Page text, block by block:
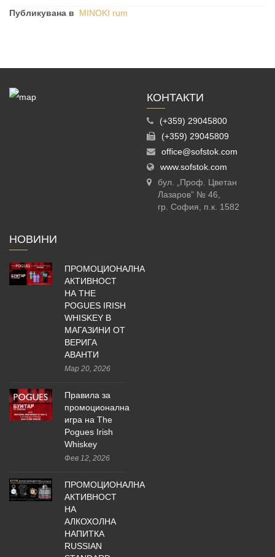
Публикувана в MINOKI rum
КОНТАКТИ
(+359) 29045800
(+359) 29045809
office@sofstok.com
www.sofstok.com
бул. „Проф. Цветан
Лазаров” № 46,
гр. София, п.к. 1582
НОВИНИ
ПРОМОЦИОНАЛНА
АКТИВНОСТ
НА THE
POGUES IRISH
WHISKEY В
МАГАЗИНИ ОТ
ВЕРИГА
АВАНТИ
Мар 20, 2026
Правила за
промоционална
игра на The
Pogues Irish
Whiskey
Фев 12, 2026
ПРОМОЦИОНАЛНА
АКТИВНОСТ
НА
АЛКОХОЛНА
НАПИТКА
RUSSIAN